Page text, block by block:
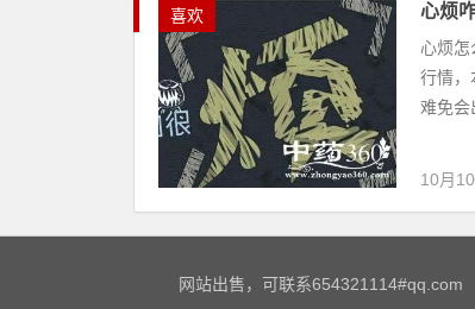
喜欢 心烦
心烦
行情，
难免会
10月
网站出售，可联系654321114#qq.com